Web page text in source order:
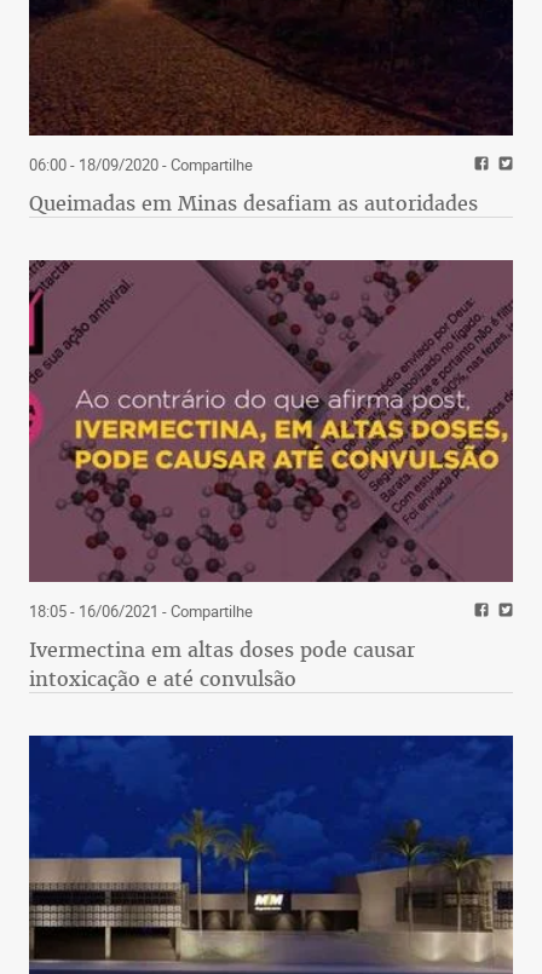
06:00 - 18/09/2020- Compartilhe
Queimadas em Minas desafiam as autoridades
18:05 - 16/06/2021 - Compartilhe
Ivermectina em altas doses pode causar
intoxicação e até convulsão